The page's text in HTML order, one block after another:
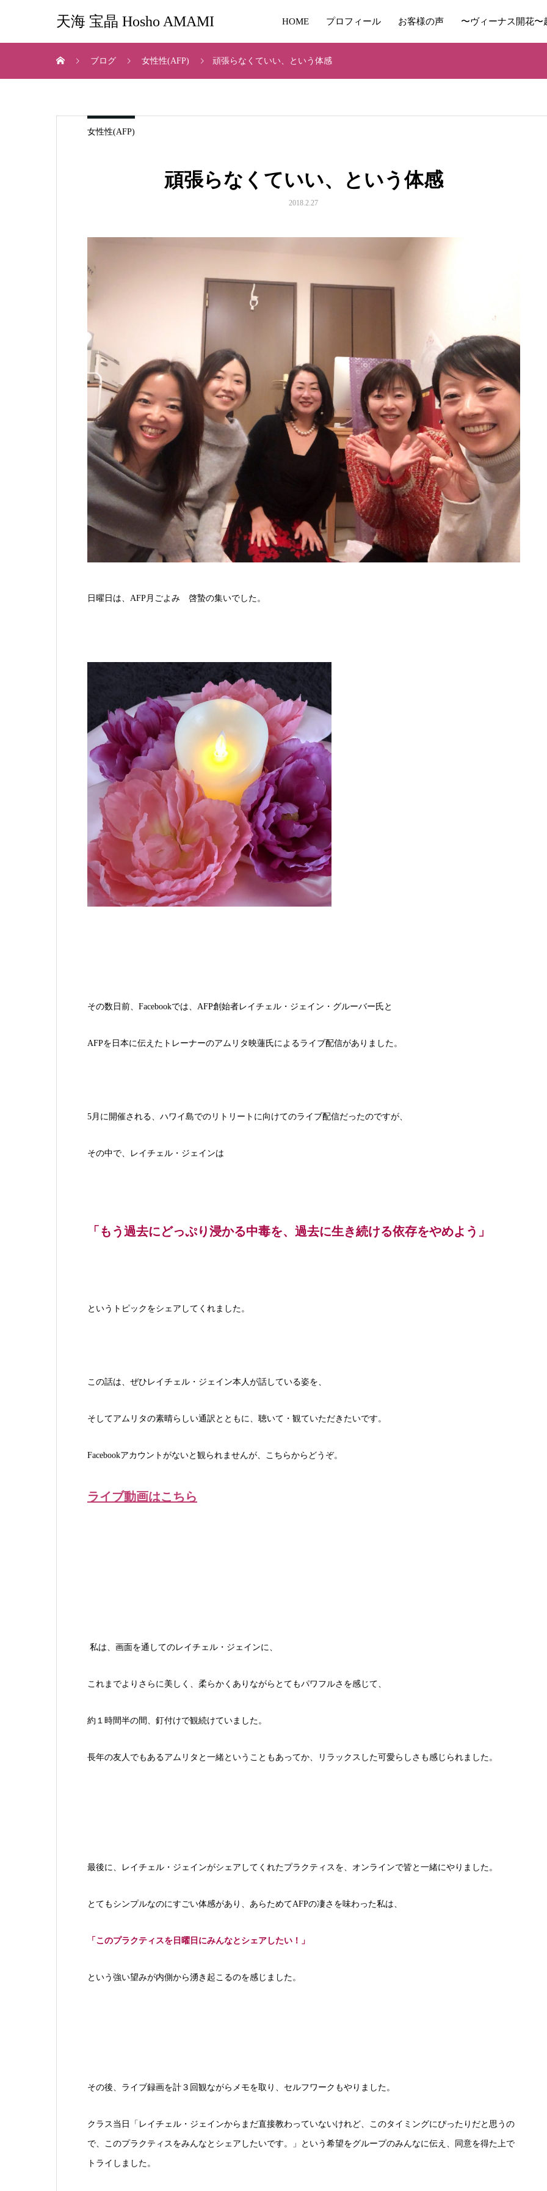
天海 宝晶 Hosho AMAMI HOME プロフィール お客様の声 〜ヴィーナス開花〜
ブログ 女性性(AFP) 頑張らなくていい、という体感
女性性(AFP)
頑張らなくていい、という体感
2018.2.27
日曜日は、AFP月ごよみ 啓蟄の集いでした。
その数日前、Facebookでは、AFP創始者レイチェル・ジェイン・グルーバー氏と
AFPを日本に伝えたトレーナーのアムリタ映蓮氏によるライブ配信がありました。
5月に開催される、ハワイ島でのリトリートに向けてのライブ配信だったのですが、
その中で、レイチェル・ジェインは
「もう過去にどっぷり浸かる中毒を、過去に生き続ける依存をやめよう」
というトピックをシェアしてくれました。
この話は、ぜひレイチェル・ジェイン本人が話している姿を、
そしてアムリタの素晴らしい通訳とともに、聴いて・観ていただきたいです。
Facebookアカウントがないと観られませんが、こちらからどうぞ。
ライブ動画はこちら
私は、画面を通してのレイチェル・ジェインに、
これまでよりさらに美しく、柔らかくありながらとてもパワフルさを感じて、
約１時間半の間、釘付けで観続けていました。
長年の友人でもあるアムリタと一緒ということもあってか、リラックスした可愛らしさも感じられました。
最後に、レイチェル・ジェインがシェアしてくれたプラクティスを、オンラインで皆と一緒にやりました。
とてもシンプルなのにすごい体感があり、あらためてAFPの凄さを味わった私は、
「このプラクティスを日曜日にみんなとシェアしたい！」
という強い望みが内側から湧き起こるのを感じました。
その後、ライブ録画を計３回観ながらメモを取り、セルフワークもやりました。
クラス当日「レイチェル・ジェインからまだ直接教わっていないけれど、このタイミングにぴったりだと思うの
で、このプラクティスをみんなとシェアしたいです。」という希望をグループのみんなに伝え、同意を得た上で
トライしました。